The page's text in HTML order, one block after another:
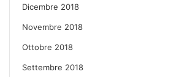
Dicembre 2018
Novembre 2018
Ottobre 2018
Settembre 2018